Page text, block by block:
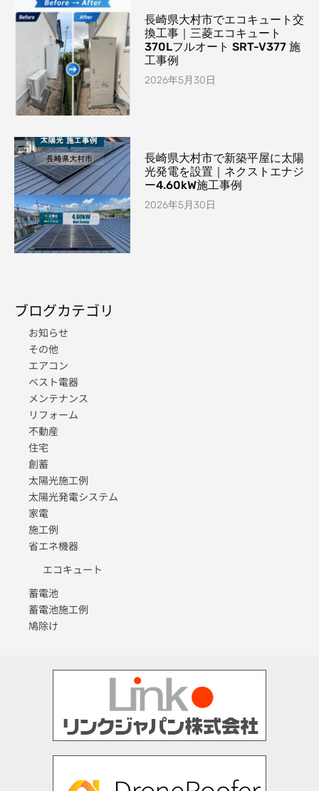
長崎県大村市でエコキュート交
換工事｜三菱エコキュート
370Lフルオート SRT-V377 施
工事例
2026年5月30日
長崎県大村市で新築平屋に太陽
光発電を設置｜ネクストエナジ
ー4.60kW施工事例
2026年5月30日
ブログカテゴリ
お知らせ
その他
エアコン
ベスト電器
メンテナンス
リフォーム
不動産
住宅
創蓄
太陽光施工例
太陽光発電システム
家電
施工例
省エネ機器
エコキュート
蓄電池
蓄電池施工例
鳩除け